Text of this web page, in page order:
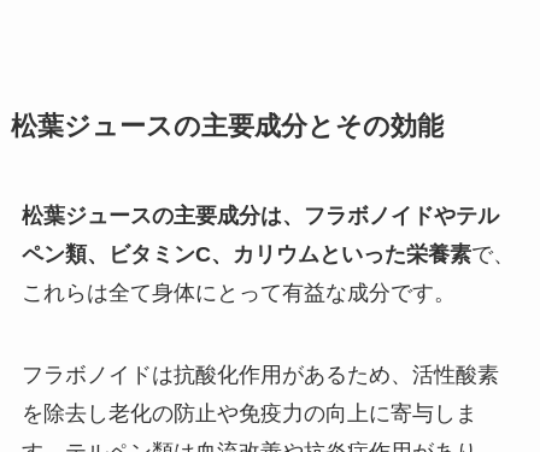
松葉ジュースの主要成分とその効能
松葉ジュースの主要成分は、フラボノイドやテル
ペン類、ビタミンC、カリウムといった栄養素で、
これらは全て身体にとって有益な成分です。
フラボノイドは抗酸化作用があるため、活性酸素
を除去し老化の防止や免疫力の向上に寄与しま